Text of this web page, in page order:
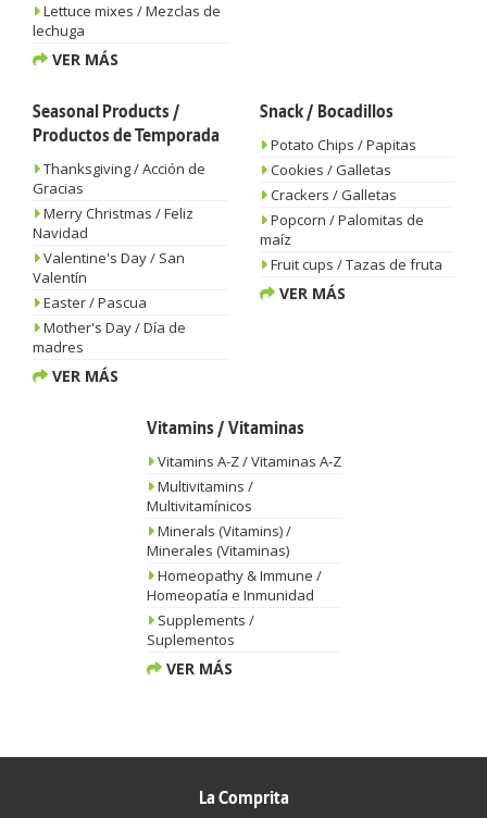
Lettuce mixes / Mezclas de
lechuga
VER MÁS
Seasonal Products /
Productos de Temporada
Thanksgiving / Acción de
Gracias
Merry Christmas / Feliz
Navidad
Valentine's Day / San
Valentín
Easter / Pascua
Mother's Day / Día de
madres
VER MÁS
Snack / Bocadillos
Potato Chips / Papitas
Cookies / Galletas
Crackers / Galletas
Popcorn / Palomitas de
maíz
Fruit cups / Tazas de fruta
VER MÁS
Vitamins / Vitaminas
Vitamins A-Z / Vitaminas A-Z
Multivitamins /
Multivitamínicos
Minerals (Vitamins) /
Minerales (Vitaminas)
Homeopathy & Immune /
Homeopatía e Inmunidad
Supplements /
Suplementos
VER MÁS
La Comprita